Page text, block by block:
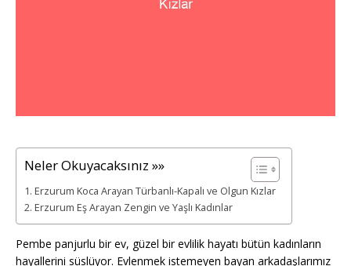
Neler Okuyacaksınız »»
Erzurum Koca Arayan Türbanlı-Kapalı ve Olgun Kızlar
Erzurum Eş Arayan Zengin ve Yaşlı Kadınlar
Pembe panjurlu bir ev, güzel bir evlilik hayatı bütün kadınların
hayallerini süslüyor. Evlenmek istemeyen bayan arkadaşlarımız